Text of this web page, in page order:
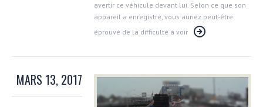
avertir ce véhicule devant lui. Selon ce que son
appareil a enregistré, vous auriez peut-être
éprouvé de la difficulté à voir
MARS 13, 2017